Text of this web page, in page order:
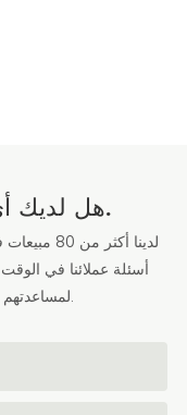
هل لديك أي أسئلة؟ اتصل بنا الآن.
لدينا
أسئلة عملائنا في
لمساعدتهم على كسب المزيد من الأعمال.